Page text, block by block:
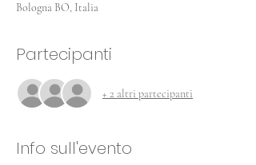
Bologna BO, Italia
Partecipanti
+ 2 altri partecipanti
Info sull'evento